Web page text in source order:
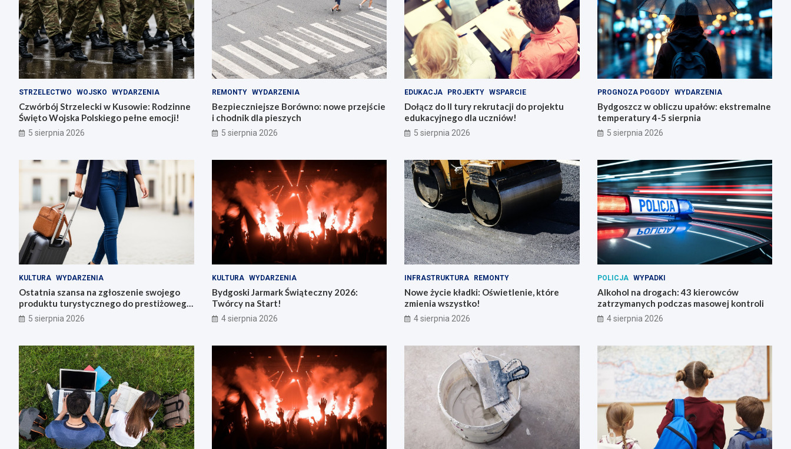
STRZELECTWO WOJSKO WYDARZENIA
Czwórbój Strzelecki w Kusowie: Rodzinne
Święto Wojska Polskiego pełne emocji!
5 sierpnia 2026
REMONTY WYDARZENIA
Bezpieczniejsze Borówno: nowe przejście
i chodnik dla pieszych
5 sierpnia 2026
EDUKACJA PROJEKTY WSPARCIE
Dołącz do II tury rekrutacji do projektu
edukacyjnego dla uczniów!
5 sierpnia 2026
PROGNOZA POGODY WYDARZENIA
Bydgoszcz w obliczu upałów: ekstremalne
temperatury 4-5 sierpnia
5 sierpnia 2026
KULTURA WYDARZENIA
Ostatnia szansa na zgłoszenie swojego
produktu turystycznego do prestiżowego
konkursu POT
5 sierpnia 2026
KULTURA WYDARZENIA
Bydgoski Jarmark Świąteczny 2026:
Twórcy na Start!
4 sierpnia 2026
INFRASTRUKTURA REMONTY
Nowe życie kładki: Oświetlenie, które
zmienia wszystko!
4 sierpnia 2026
POLICJA WYPADKI
Alkohol na drogach: 43 kierowców
zatrzymanych podczas masowej kontroli
4 sierpnia 2026